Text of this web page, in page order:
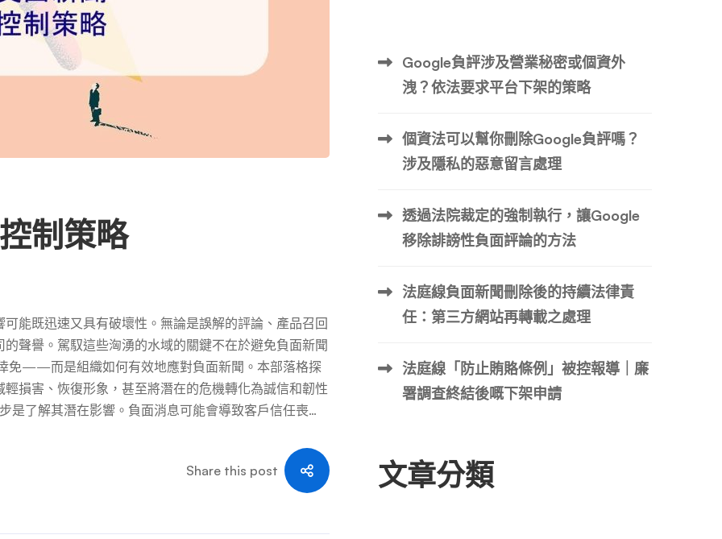
制策略
能既迅速又具有破壞性。無論是誤解的評論、產品召回
聲譽。駕馭這些洶湧的水域的關鍵不在於避免負面新聞
——而是組織如何有效地應對負面新聞。本部落格探
損害、恢復形象，甚至將潛在的危機轉化為誠信和韌性
是了解其潛在影響。負面消息可能會導致客戶信任喪
，能夠在出現問題的第一個跡象時進行負面新聞搜索，
慌 一旦發現負面新聞，本能反應可能是迅速做出防禦
，花點時間收集所有事實並充分理解上下文。內部溝
Share this post
Google負評涉及營業秘密或個資外
洩？依法要求平台下架的策略
個資法可以幫你刪除Google負評嗎？
涉及隱私的惡意留言處理
透過法院裁定的強制執行，讓Google
移除誹謗性負面評論的方法
法庭線負面新聞刪除後的持續法律責
任：第三方網站再轉載之處理
法庭線「防止賄賂條例」被控報導｜廉
署調查終結後嘅下架申請
文章分類